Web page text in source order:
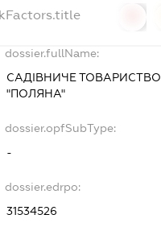
dossier.fullName:
САДІВНИЧЕ ТОВАРИСТВО
"ПОЛЯНА"
dossier.opfSubType:
-
dossier.edrpo:
31534526